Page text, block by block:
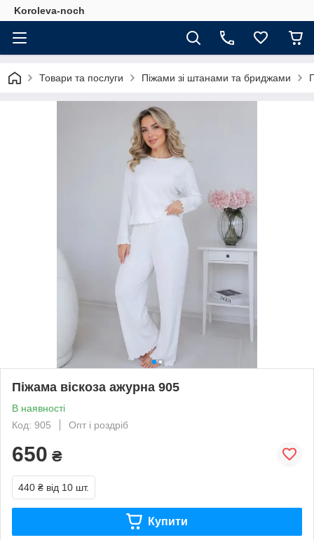
Koroleva-noch
Товари та послуги Піжами зі штанами та бриджами
Піжама віскоза ажурна 905
В наявності
Код: 905
Опт і роздріб
650 ₴
440 ₴ від 10 шт.
Купити